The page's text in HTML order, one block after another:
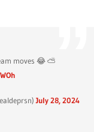
moves 😂 ⛅️
July 28, 2024